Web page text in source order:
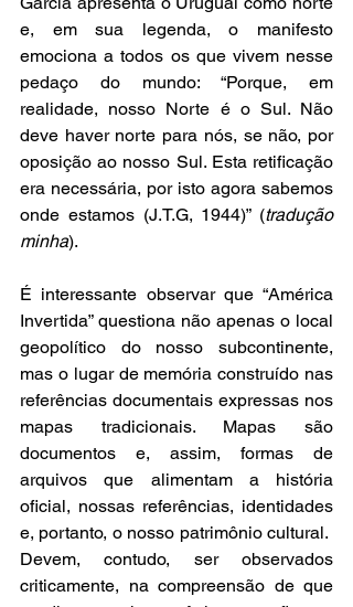
e, em sua legenda, o manifesto
emociona a todos os que vivem nesse
pedaço do mundo: “Porque, em
realidade, nosso Norte é o Sul. Não
deve haver norte para nós, se não, por
oposição ao nosso Sul. Esta retificação
era necessária, por isto agora sabemos
onde estamos (J.T.G, 1944)” (tradução
minha).
É interessante observar que “América
Invertida” questiona não apenas o local
geopolítico do nosso subcontinente,
mas o lugar de memória construído nas
referências documentais expressas nos
mapas tradicionais. Mapas são
documentos e, assim, formas de
arquivos que alimentam a história
oficial, nossas referências, identidades
e, portanto, o nosso patrimônio cultural.
Devem, contudo, ser observados
criticamente, na compreensão de que